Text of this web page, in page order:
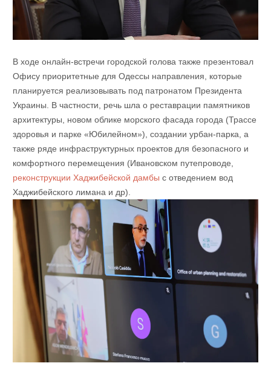
В ходе онлайн-встречи городской голова также презентовал
Офису приоритетные для Одессы направления, которые
планируется реализовывать под патронатом Президента
Украины. В частности, речь шла о реставрации памятников
архитектуры, новом облике морского фасада города (Трассе
здоровья и парке «Юбилейном»), создании урбан-парка, а
также ряде инфраструктурных проектов для безопасного и
комфортного перемещения (Ивановском путепроводе,
реконструкции Хаджибейской дамбы с отведением вод
Хаджибейского лимана и др).